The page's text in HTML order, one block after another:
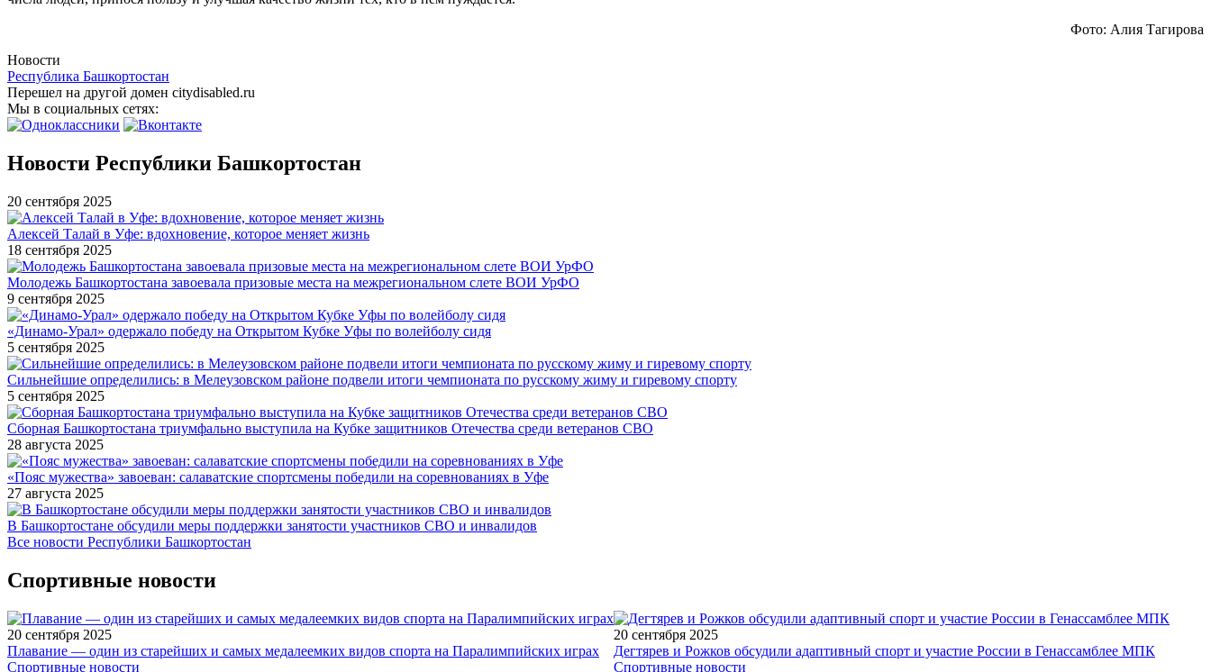
Фото: Алия Тагирова
Новости
Республика Башкортостан
Перешел на другой домен citydisabled.ru
Мы в социальных сетях:
Новости Республики Башкортостан
20 сентября 2025
Алексей Талай в Уфе: вдохновение, которое меняет жизнь
18 сентября 2025
Молодежь Башкортостана завоевала призовые места на межрегиональном слете ВОИ УрФО
9 сентября 2025
«Динамо-Урал» одержало победу на Открытом Кубке Уфы по волейболу сидя
5 сентября 2025
Сильнейшие определились: в Мелеузовском районе подвели итоги чемпионата по русскому жиму и гиревому спорту
5 сентября 2025
Сборная Башкортостана триумфально выступила на Кубке защитников Отечества среди ветеранов СВО
28 августа 2025
«Пояс мужества» завоеван: салаватские спортсмены победили на соревнованиях в Уфе
27 августа 2025
В Башкортостане обсудили меры поддержки занятости участников СВО и инвалидов
Все новости Республики Башкортостан
Спортивные новости
20 сентября 2025
Плавание — один из старейших и самых медалеемких видов спорта на Паралимпийских играх
Спортивные новости
20 сентября 2025
Дегтярев и Рожков обсудили адаптивный спорт и участие России в Генассамблее МПК
Спортивные новости